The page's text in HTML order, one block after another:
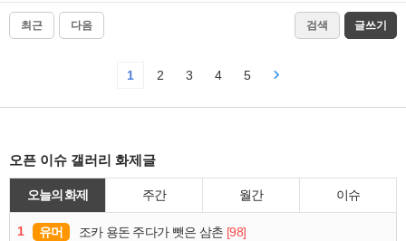
최근 다음 검색 글쓰기
1 2 3 4 5
오픈 이슈 갤러리 화제글
오늘의 화제 주간 월간 이슈
1 유머 조카 용돈 주다가 뺏은 삼촌 [98]